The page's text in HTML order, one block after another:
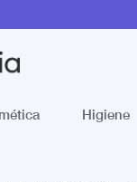
Higiene